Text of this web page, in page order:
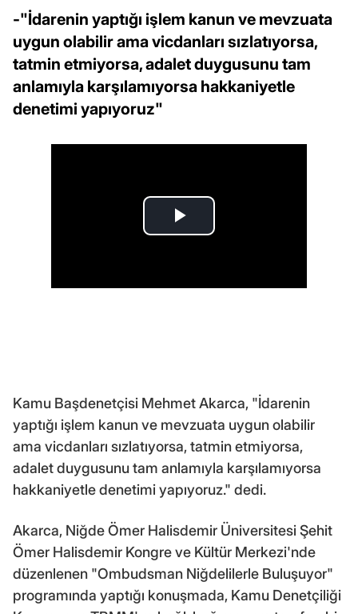
-"İdarenin yaptığı işlem kanun ve mevzuata
uygun olabilir ama vicdanları sızlatıyorsa,
tatmin etmiyorsa, adalet duygusunu tam
anlamıyla karşılamıyorsa hakkaniyetle
denetimi yapıyoruz"
Kamu Başdenetçisi Mehmet Akarca, "İdarenin
yaptığı işlem kanun ve mevzuata uygun olabilir
ama vicdanları sızlatıyorsa, tatmin etmiyorsa,
adalet duygusunu tam anlamıyla karşılamıyorsa
hakkaniyetle denetimi yapıyoruz." dedi.
Akarca, Niğde Ömer Halisdemir Üniversitesi Şehit
Ömer Halisdemir Kongre ve Kültür Merkezi'nde
düzenlenen "Ombudsman Niğdelilerle Buluşuyor"
programında yaptığı konuşmada, Kamu Denetçiliği